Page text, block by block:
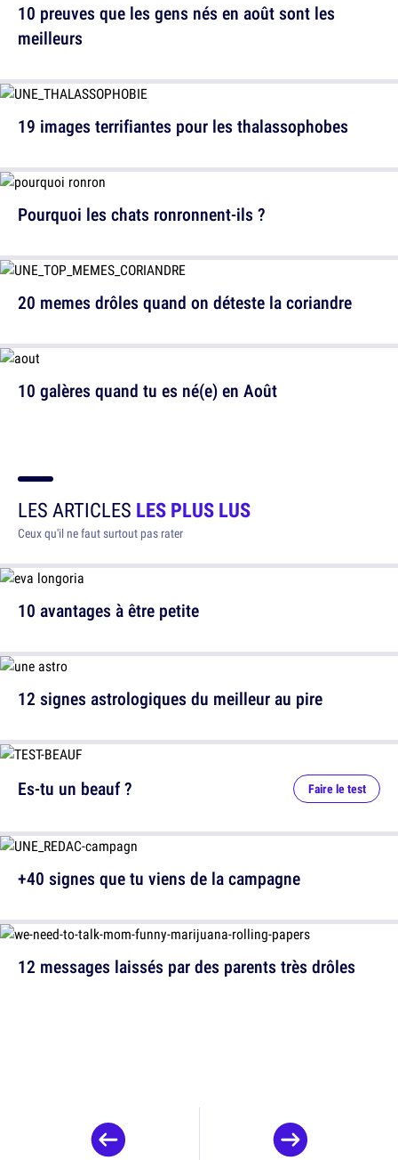
19 images terrifiantes pour les thalassophobes
20 memes drôles quand on déteste la coriandre
10 preuves que les gens nés en août sont les
meilleurs
Pourquoi les chats ronronnent-ils ?
10 galères quand tu es né(e) en Août
LES ARTICLES LES PLUS LUS
Ceux qu'il ne faut surtout pas rater
10 avantages à être petite
12 signes astrologiques du meilleur au pire
12 messages laissés par des parents très drôles
Es-tu un beauf ? Faire le test
+40 signes que tu viens de la campagne